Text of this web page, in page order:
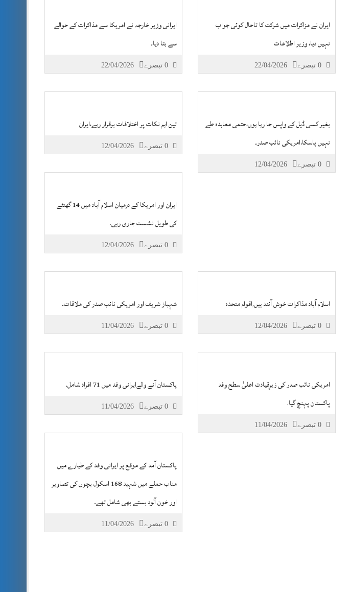
ایران نے مزاکرات میں شرکت کا تاحال کوئی جواب
نہیں دیا، وزیر اطلاعات
22/04/2026
ایرانی وزیر خارجہ نے امریکا سے مذاکرات کے حوالے
سے بتا دیا۔
22/04/2026
بغیر کسی ڈیل کے واپس جا رہا ہوں،حتمی معاہدہ طے
نہیں پاسکا،امریکی نائب صدر۔
12/04/2026
تین اہم نکات پر اختلافات برقرار رہے،ایران
12/04/2026
ایران اور امریکا کے درمیان اسلام آباد میں 14 گھنٹے
کی طویل نشست جاری رہی۔
12/04/2026
اسلام آباد مذاکرات خوش آئند ہیں,اقوام متحدہ
12/04/2026
شہباز شریف اور امریکی نائب صدر کی ملاقات۔
11/04/2026
امریکی نائب صدر کی زیرِقیادت اعلیٰ سطح وفد
پاکستان پہنچ گیا.
11/04/2026
پاکستان آنے والےایرانی وفد میں 71 افراد شامل.
11/04/2026
پاکستان آمد کے موقع پر ایرانی وفد کے طیارے میں
مناب حملے میں شہید 168 اسکول بچوں کی تصاویر
اور خون آلود بستے بھی شامل تھے۔
11/04/2026